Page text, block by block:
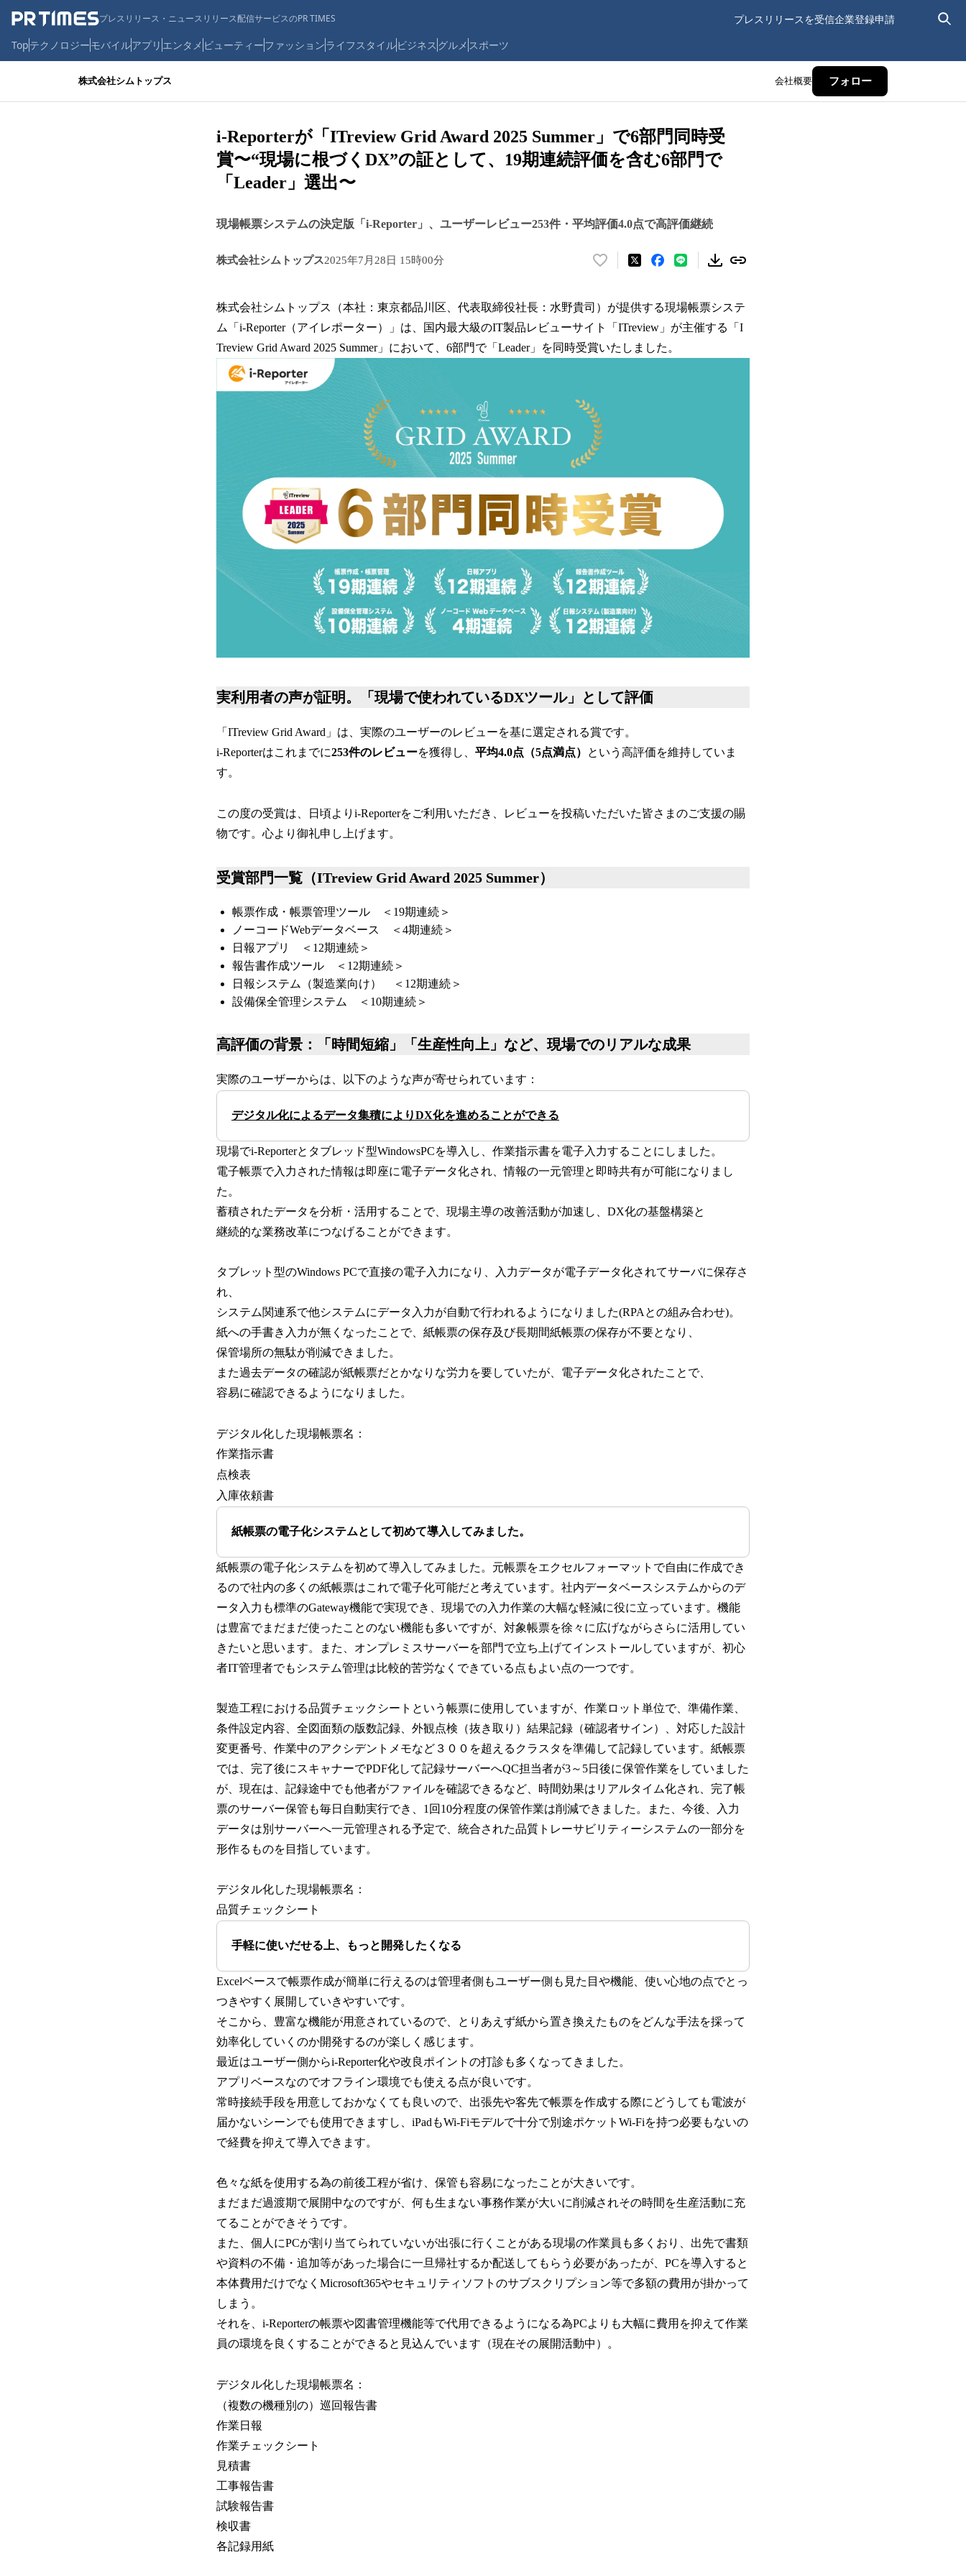
プレスリリース・ニュースリリース配信サービスのPR TIMES プレスリリースを受信企業登録申請
Topテクノロジーモバイルアプリ エンタメ ビューティーファッションライフスタイルビジネス グルメ スポーツ
株式会社シムトップス 会社概要 フォロー
i-Reporterが「ITreview Grid Award 2025 Summer」で6部門同時受
賞〜“現場に根づくDX”の証として、19期連続評価を含む6部門で
「Leader」選出〜
現場帳票システムの決定版「i-Reporter」、ユーザーレビュー253件・平均評価4.0点で高評価継続
株式会社シムトップス2025年7月28日 15時00分
い
！
数
を
読
中
で
す
株式会社シムトップス（本社：東京都品川区、代表取締役社長：水野貴司）が提供する現場帳票システ
ム「i-Reporter（アイレポーター）」は、国内最大級のIT製品レビューサイト「ITreview」が主催する「I
Treview Grid Award 2025 Summer」において、6部門で「Leader」を同時受賞いたしました。
実利用者の声が証明。「現場で使われているDXツール」として評価
「ITreview Grid Award」は、実際のユーザーのレビューを基に選定される賞です。
i-Reporterはこれまでに253件のレビューを獲得し、 平均4.0点（5点満点）
という高評価を維持していま
す。
この度の受賞は、日頃よりi-Reporterをご利用いただき、レビューを投稿いただいた皆さまのご支援の賜
物です。心より御礼申し上げます。
受賞部門一覧（ITreview Grid Award 2025 Summer）
帳票作成・帳票管理ツール ＜19期連続＞
ノーコードWebデータベース ＜4期連続＞
日報アプリ ＜12期連続＞
報告書作成ツール ＜12期連続＞
日報システム（製造業向け） ＜12期連続＞
設備保全管理システム ＜10期連続＞
高評価の背景：「時間短縮」「生産性向上」など、現場でのリアルな成果
実際のユーザーからは、以下のような声が寄せられています：
デジタル化によるデータ集積によりDX化を進めることができる
現場でi-Reporterとタブレッド型WindowsPCを導入し、作業指示書を電子入力することにしました。
電子帳票で入力された情報は即座に電子データ化され、情報の一元管理と即時共有が可能になりまし
た。
蓄積されたデータを分析・活用することで、現場主導の改善活動が加速し、DX化の基盤構築と
継続的な業務改革につなげることができます。
タブレット型のWindows PCで直接の電子入力になり、入力データが電子データ化されてサーバに保存さ
れ、
システム関連系で他システムにデータ入力が自動で行われるようになりました(RPAとの組み合わせ)。
紙への手書き入力が無くなったことで、紙帳票の保存及び長期間紙帳票の保存が不要となり、
保管場所の無駄が削減できました。
また過去データの確認が紙帳票だとかなりな労力を要していたが、電子データ化されたことで、
容易に確認できるようになりました。
デジタル化した現場帳票名：
作業指示書
点検表
入庫依頼書
紙帳票の電子化システムとして初めて導入してみました。
紙帳票の電子化システムを初めて導入してみました。元帳票をエクセルフォーマットで自由に作成でき
るので社内の多くの紙帳票はこれで電子化可能だと考えています。社内データベースシステムからのデ
ータ入力も標準のGateway機能で実現でき、現場での入力作業の大幅な軽減に役に立っています。機能
は豊富でまだまだ使ったことのない機能も多いですが、対象帳票を徐々に広げながらさらに活用してい
きたいと思います。また、オンプレミスサーバーを部門で立ち上げてインストールしていますが、初心
者IT管理者でもシステム管理は比較的苦労なくできている点もよい点の一つです。
製造工程における品質チェックシートという帳票に使用していますが、作業ロット単位で、準備作業、
条件設定内容、全図面類の版数記録、外観点検（抜き取り）結果記録（確認者サイン）、対応した設計
変更番号、作業中のアクシデントメモなど３００を超えるクラスタを準備して記録しています。紙帳票
では、完了後にスキャナーでPDF化して記録サーバーへQC担当者が3～5日後に保管作業をしていました
が、現在は、記録途中でも他者がファイルを確認できるなど、時間効果はリアルタイム化され、完了帳
票のサーバー保管も毎日自動実行でき、1回10分程度の保管作業は削減できました。また、今後、入力
データは別サーバーへ一元管理される予定で、統合された品質トレーサビリティーシステムの一部分を
形作るものを目指しています。
デジタル化した現場帳票名：
品質チェックシート
手軽に使いだせる上、もっと開発したくなる
Excelベースで帳票作成が簡単に行えるのは管理者側もユーザー側も見た目や機能、使い心地の点でとっ
つきやすく展開していきやすいです。
そこから、豊富な機能が用意されているので、とりあえず紙から置き換えたものをどんな手法を採って
効率化していくのか開発するのが楽しく感じます。
最近はユーザー側からi-Reporter化や改良ポイントの打診も多くなってきました。
アプリベースなのでオフライン環境でも使える点が良いです。
常時接続手段を用意しておかなくても良いので、出張先や客先で帳票を作成する際にどうしても電波が
届かないシーンでも使用できますし、iPadもWi-Fiモデルで十分で別途ポケットWi-Fiを持つ必要もないの
で経費を抑えて導入できます。
色々な紙を使用する為の前後工程が省け、保管も容易になったことが大きいです。
まだまだ過渡期で展開中なのですが、何も生まない事務作業が大いに削減されその時間を生産活動に充
てることができそうです。
また、個人にPCが割り当てられていないが出張に行くことがある現場の作業員も多くおり、出先で書類
や資料の不備・追加等があった場合に一旦帰社するか配送してもらう必要があったが、PCを導入すると
本体費用だけでなくMicrosoft365やセキュリティソフトのサブスクリプション等で多額の費用が掛かって
しまう。
それを、i-Reporterの帳票や図書管理機能等で代用できるようになる為PCよりも大幅に費用を抑えて作業
員の環境を良くすることができると見込んでいます（現在その展開活動中）。
デジタル化した現場帳票名：
（複数の機種別の）巡回報告書
作業日報
作業チェックシート
見積書
工事報告書
試験報告書
検収書
各記録用紙